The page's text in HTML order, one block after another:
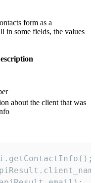
form as a
in some fields, the values
about the client that was